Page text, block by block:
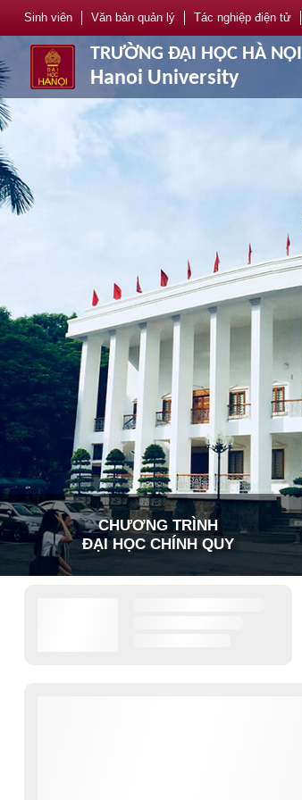
Sinh viên Văn bản quản lý Tác nghiệp điện tử
TRƯỜNG ĐẠI HỌC HÀ NỘI
Hanoi University
CHƯƠNG TRÌNH
ĐẠI HỌC CHÍNH QUY